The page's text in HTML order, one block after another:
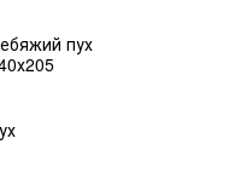
пух